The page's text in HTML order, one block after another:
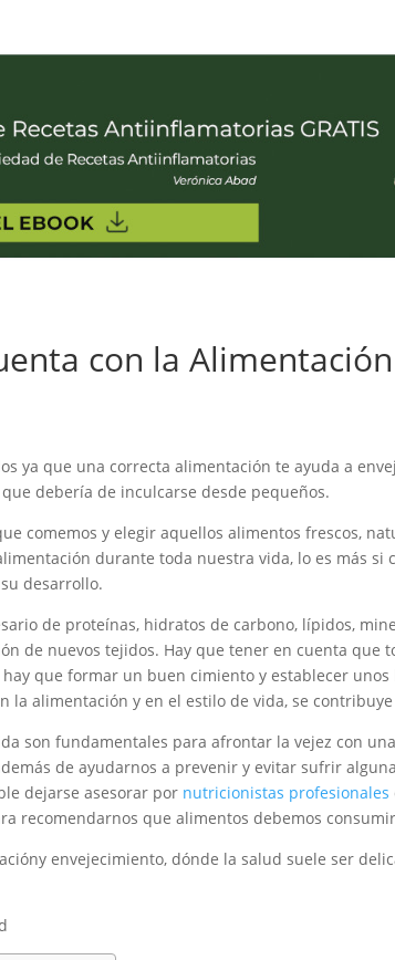
con la
ya que una correcta alimentación te ayuda a
debería de inculcarse desde pequeños.
comemos y elegir aquellos alimentos frescos,
durante toda nuestra vida, lo es más
desarrollo.
de proteínas, hidratos de carbono, lípidos,
de nuevos tejidos. Hay que tener en cuenta
que formar un buen cimiento y establecer
la alimentación y en el estilo de vida, se
son fundamentales para afrontar la vejez con
de ayudarnos a prevenir y evitar sufrir
dejarse asesorar por nutricionistas profesionales
recomendarnos que alimentos debemos
envejecimiento, dónde la salud suele ser